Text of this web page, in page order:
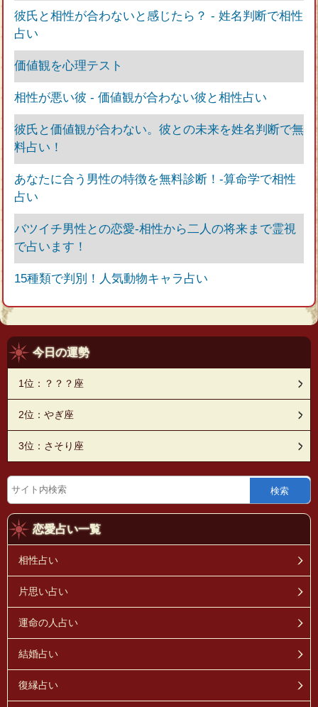
彼氏と相性が合わないと感じたら？ ‐ 姓名判断で相性
占い
価値観を心理テスト
相性が悪い彼 - 価値観が合わない彼と相性占い
彼氏と価値観が合わない。彼との未来を姓名判断で無
料占い！
あなたに合う男性の特徴を無料診断！‐算命学で相性
占い
バツイチ男性との恋愛‐相性から二人の将来まで霊視
で占います！
15種類で判別！人気動物キャラ占い
今日の運勢
1位：？？？座
2位：やぎ座
3位：さそり座
検索
恋愛占い一覧
相性占い
片思い占い
運命の人占い
結婚占い
復縁占い